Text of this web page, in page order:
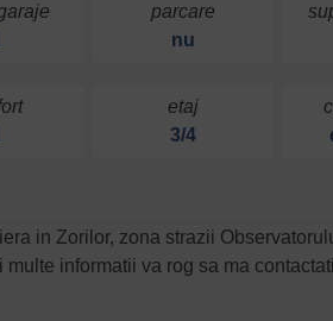
parcare
nu
etaj
3/4
in Zorilor, zona strazii
informatii va rog sa ma